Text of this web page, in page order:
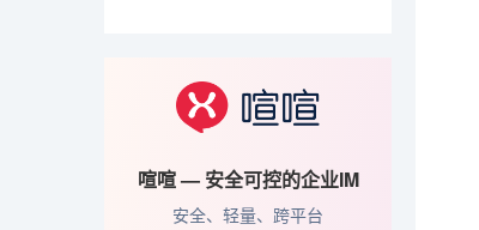
喧喧 — 安全可控的企业IM
安全、轻量、跨平台